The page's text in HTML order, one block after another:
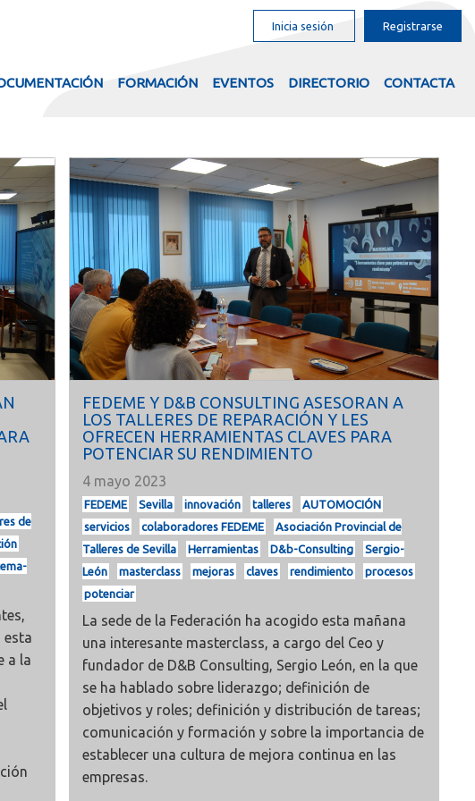
Inicia sesión Registrarse
FORMACIÓN EVENTOS DIRECTORIO CONTACTA
de
esta
a la
FEDEME Y D&B CONSULTING ASESORAN A
LOS TALLERES DE REPARACIÓN Y LES
OFRECEN HERRAMIENTAS CLAVES PARA
POTENCIAR SU RENDIMIENTO
4 mayo 2023
FEDEME Sevilla innovación talleres
AUTOMOCIÓN
servicios
colaboradores FEDEME
Asociación Provincial de
Talleres de Sevilla
Herramientas D&b-Consulting
Sergio-
León
masterclass mejoras claves rendimiento
procesos
potenciar
La sede de la Federación ha acogido esta mañana
una interesante masterclass, a cargo del Ceo y
fundador de D&B Consulting, Sergio León, en la que
se ha hablado sobre liderazgo; definición de
objetivos y roles; definición y distribución de tareas;
comunicación y formación y sobre la importancia de
establecer una cultura de mejora continua en las
empresas.